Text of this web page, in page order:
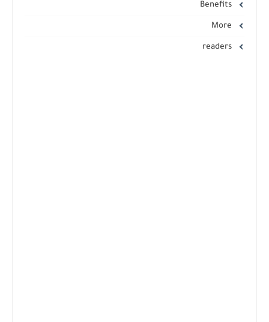
Benefits
readers